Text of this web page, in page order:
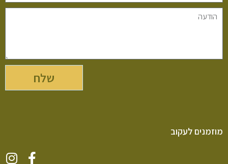
שלח
מוזמנים לעקוב